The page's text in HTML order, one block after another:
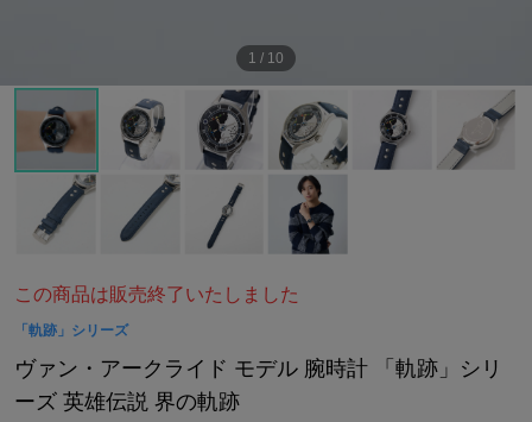
1 / 10
この商品は販売終了いたしました
「軌跡」シリーズ
ヴァン・アークライド モデル 腕時計 「軌跡」シリ
ーズ 英雄伝説 界の軌跡